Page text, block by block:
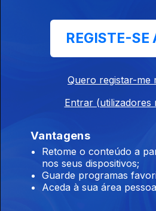
Conversa com os ouvintes
Conversa com os ouvintes
José Candeias - 2ª Hora
29 jul. 2026
Conversa com os ouvintes
REGISTE-SE
Quero registar-me
Entrar (utilizadores
Vantagens
Retome o conteúdo a
nos seus dispositivos;
Guarde programas
Aceda à sua área